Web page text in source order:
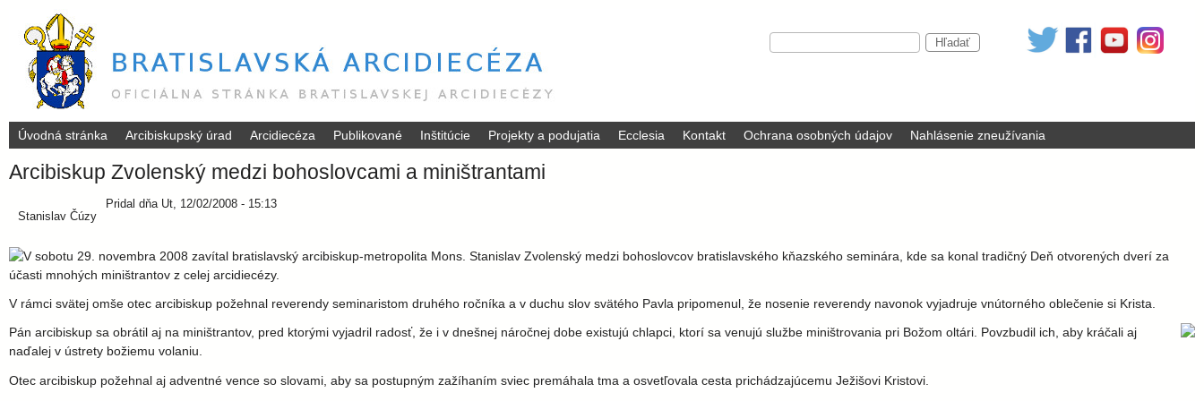
hlavný
obsah
B
t
i
s
V
y
d
á
v
H
ľ
ť
Úvodná stránka Arcibiskupský úrad Arcidiecéza Publikované Inštitúcie Projekty a podujatia Ecclesia Kontakt Ochrana osobných údajov Nahlásenie zneužívania
Arcibiskup Zvolenský medzi bohoslovcami a miništrantami
Pridal
Stanislav Čúzy
dňa Ut, 12/02/2008 - 15:13
V sobotu 29. novembra 2008 zavítal bratislavský arcibiskup-metropolita Mons. Stanislav Zvolenský medzi bohoslovcov bratislavského kňazského seminára, kde sa konal tradičný Deň otvorených dverí za
účasti mnohých miništrantov z celej arcidiecézy.
V rámci svätej omše otec arcibiskup požehnal reverendy seminaristom druhého ročníka a v duchu slov svätého Pavla pripomenul, že nosenie reverendy navonok vyjadruje vnútorného oblečenie si Krista.
Pán arcibiskup sa obrátil aj na miništrantov, pred ktorými vyjadril radosť, že i v dnešnej náročnej dobe existujú chlapci, ktorí sa venujú službe miništrovania pri Božom oltári. Povzbudil ich, aby kráčali aj
naďalej v ústrety božiemu volaniu.
Otec arcibiskup požehnal aj adventné vence so slovami, aby sa postupným zažíhaním sviec premáhala tma a osvetľovala cesta prichádzajúcemu Ježišovi Kristovi.